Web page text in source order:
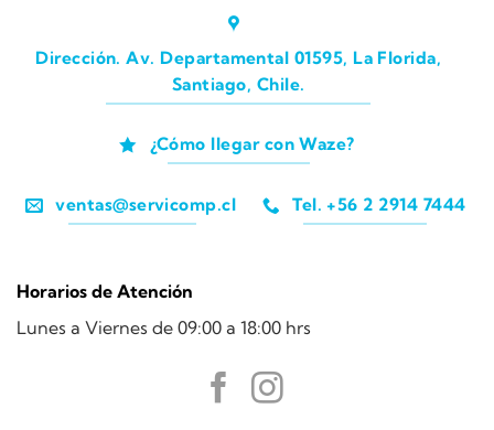
Dirección. Av. Departamental 01595, La Florida,
Santiago, Chile.
¿Cómo llegar con Waze?
ventas@servicomp.cl Tel. +56 2 2914 7444
Horarios de Atención
Lunes a Viernes de 09:00 a 18:00 hrs